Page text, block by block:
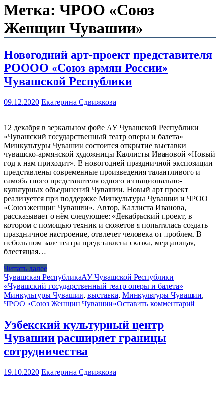
Метка: ЧРОО «Союз
Женщин Чувашии»
Новогодний арт-проект представителя
РОООО «Союз армян России»
Чувашской Республики
09.12.2020 Екатерина Сдвижкова
12 декабря в зеркальном фойе АУ Чувашской Республики
«Чувашский государственный театр оперы и балета»
Минкультуры Чувашии состоится открытие выставки
чувашско-армянской художницы Каллисты Ивановой «Новый
год к нам приходит». В новогодней праздничной экспозиции
представлены современные произведения талантливого и
самобытного представителя одного из национально-
культурных объединений Чувашии. Новый арт проект
реализуется при поддержке Минкультуры Чувашии и ЧРОО
«Союз женщин Чувашии». Автор, Каллиста Иванова,
рассказывает о нём следующее: «Декабрьский проект, в
котором с помощью техник и сюжетов я попыталась создать
праздничное настроение, отвлечет человека от проблем. В
небольшом зале театра представлена сказка, мерцающая,
блестящая…
Читать далее
Чувашская РеспубликаАУ Чувашской Республики
«Чувашский государственный театр оперы и балета»
Минкультуры Чувашии, выставка, Минкультуры Чувашии,
ЧРОО «Союз Женщин Чувашии»Оставить комментарий
Узбекский культурный центр
Чувашии расширяет границы
сотрудничества
19.10.2020 Екатерина Сдвижкова